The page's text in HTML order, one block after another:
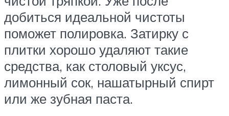
добиться идеальной чистоты
поможет полировка. Затирку с
плитки хорошо удаляют такие
средства, как столовый уксус,
лимонный сок, нашатырный спирт
или же зубная паста.